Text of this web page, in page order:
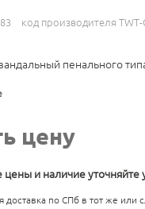
код производителя TWT-
пенального
цену
цены и наличие
доставка по СПб в тот же